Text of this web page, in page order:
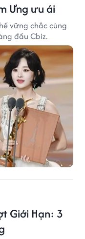
Ưng ưu ái
vững chắc cùng
đầu Cbiz.
Giới Hạn: 3